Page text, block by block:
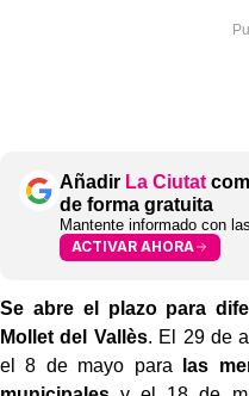
Añadir La Ciutat
de forma gratuita
Mantente informado con
ACTIVAR AHORA
Se abre el plazo para
Mollet del Vallès. El 29 de
el 8 de mayo para
las